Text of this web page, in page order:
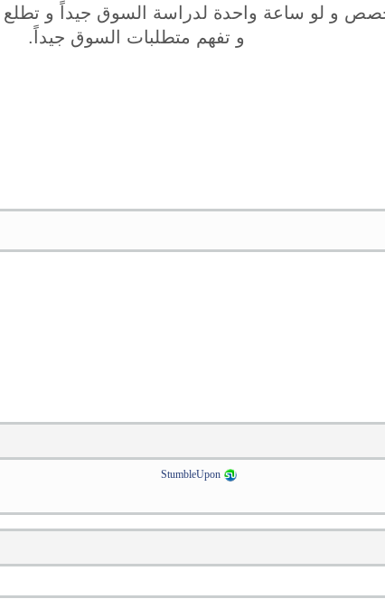
تخصص و لو ساعة واحدة لدراسة السوق جيداً و
و تفهم متطلبات السوق جيداً.
StumbleUpon